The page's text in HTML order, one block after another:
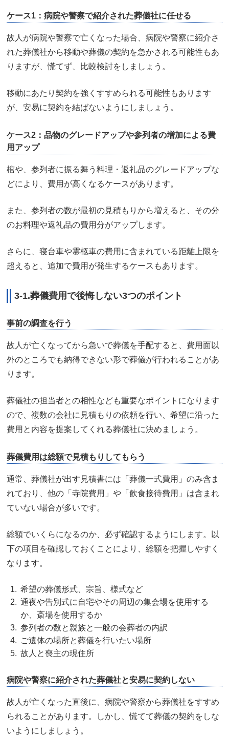
ケース1：病院や警察で紹介された葬儀社に任せる
故人が病院や警察で亡くなった場合、病院や警察に紹介さ
れた葬儀社から移動や葬儀の契約を急かされる可能性もあ
りますが、慌てず、比較検討をしましょう。
移動にあたり契約を強くすすめられる可能性もあります
が、安易に契約を結ばないようにしましょう。
ケース2：品物のグレードアップや参列者の増加による費
用アップ
棺や、参列者に振る舞う料理・返礼品のグレードアップな
どにより、費用が高くなるケースがあります。
また、参列者の数が最初の見積もりから増えると、その分
のお料理や返礼品の費用分がアップします。
さらに、寝台車や霊柩車の費用に含まれている距離上限を
超えると、追加で費用が発生するケースもあります。
3-1.葬儀費用で後悔しない3つのポイント
事前の調査を行う
故人が亡くなってから急いで葬儀を手配すると、費用面以
外のところでも納得できない形で葬儀が行われることがあ
ります。
葬儀社の担当者との相性なども重要なポイントになります
ので、複数の会社に見積もりの依頼を行い、希望に沿った
費用と内容を提案してくれる葬儀社に決めましょう。
葬儀費用は総額で見積もりしてもらう
通常、葬儀社が出す見積書には「葬儀一式費用」のみ含ま
れており、他の「寺院費用」や「飲食接待費用」は含まれ
ていない場合が多いです。
総額でいくらになるのか、必ず確認するようにします。以
下の項目を確認しておくことにより、総額を把握しやすく
なります。
希望の葬儀形式、宗旨、様式など
通夜や告別式に自宅やその周辺の集会場を使用する
か、斎場を使用するか
参列者の数と親族と一般の会葬者の内訳
ご遺体の場所と葬儀を行いたい場所
故人と喪主の現住所
病院や警察に紹介された葬儀社と安易に契約しない
故人が亡くなった直後に、病院や警察から葬儀社をすすめ
られることがあります。しかし、慌てて葬儀の契約をしな
いようにしましょう。